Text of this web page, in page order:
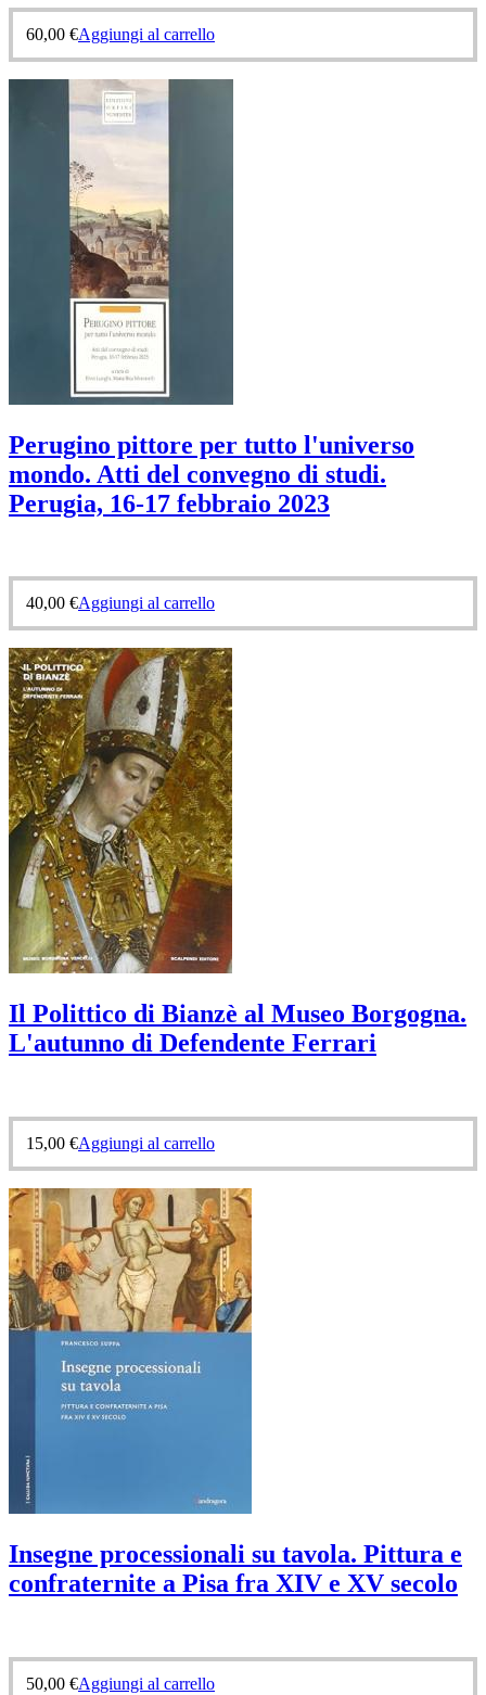
60,00 €Aggiungi al carrello
Perugino pittore per tutto l'universo
mondo. Atti del convegno di studi.
Perugia, 16-17 febbraio 2023
40,00 €Aggiungi al carrello
Il Polittico di Bianzè al Museo Borgogna.
L'autunno di Defendente Ferrari
15,00 €Aggiungi al carrello
Insegne processionali su tavola. Pittura e
confraternite a Pisa fra XIV e XV secolo
50,00 €Aggiungi al carrello